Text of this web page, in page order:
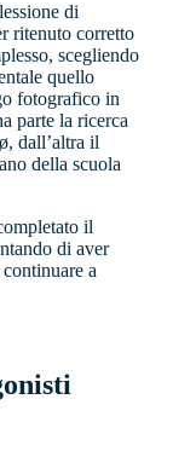
di
ritenuto corretto
scegliendo
quello
fotografico in
parte la ricerca
dall’altra il
della scuola
il
di aver
a